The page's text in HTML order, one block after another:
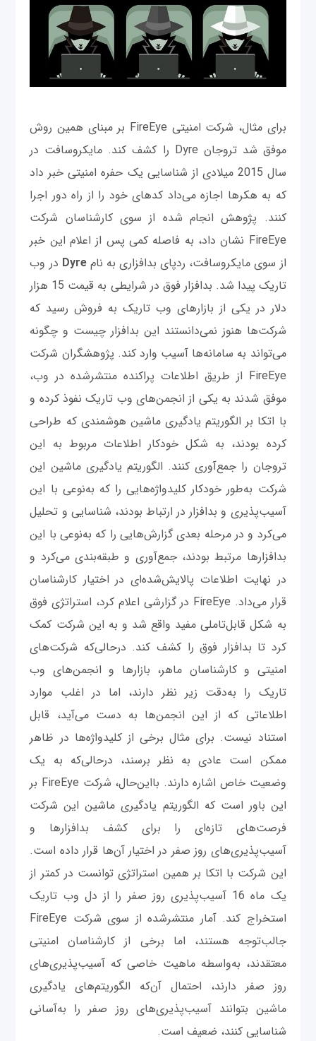
برای مثال، شرکت امنیتی FireEye بر مبنای همین روش
موفق شد تروجان Dyre را کشف کند. مایکروسافت در
سال 2015 میلادی از شناسایی یک حفره امنیتی خبر داد
که به هکرها اجازه می‌داد کدهای خود را از راه دور اجرا
کنند. پژوهش انجام شده از سوی کارشناسان شرکت
FireEye نشان داد، به فاصله کمی پس از اعلام این خبر
از سوی مایکروسافت، ردپای بدافزاری به نامDyre در وب
تاریک پیدا شد. بدافزار فوق در شرایطی به قیمت 15 هزار
دلار در یکی از بازارهای وب تاریک به فروش رسید که
شرکت‌ها هنوز نمی‌دانستند این بدافزار چیست و چگونه
می‌تواند به سامانه‌ها آسیب وارد کند. پژوهشگران شرکت
FireEye از طریق اطلاعات پراکنده‌ منتشرشده در وب،
موفق شدند به یکی از انجمن‌های وب تاریک نفوذ کرده و
با اتکا بر الگوریتم یادگیری ماشین هوشمندی که طراحی
کرده بودند، به شکل خودکار اطلاعات مربوط به این
تروجان را جمع‌آوری کنند. الگوریتم یادگیری ماشین این
شرکت به‌طور خودکار کلیدواژه‌هایی را که به‌نوعی با این
آسیب‌پذیری و بدافزار در ارتباط بودند، شناسایی و تحلیل
می‌کرد و در مرحله بعدی گزارش‌هایی را که به‌نوعی با این
بدافزارها مرتبط بودند، جمع‌آوری و طبقه‌بندی می‌کرد و
در نهایت اطلاعات پالایش‌شده‌ای در اختیار کارشناسان
قرار می‌داد. FireEye در گزارشی اعلام کرد، استراتژی فوق
به شکل قابل‌تاملی مفید واقع شد و به این شرکت کمک
کرد تا بدافزار فوق را کشف کند. درحالی‌که شرکت‌های
امنیتی و کارشناسان ماهر، بازارها و انجمن‌های وب
تاریک را به‌دقت زیر نظر دارند، اما در اغلب موارد
اطلاعاتی که از این انجمن‌ها به دست می‌آید، قابل
استناد نیست. برای مثال برخی از کلیدواژه‌ها در ظاهر
ممکن است عادی به نظر برسند، درحالی‌که به یک
وضعیت خاص اشاره دارند. بااین‌حال، شرکت FireEye بر
این باور است که الگوریتم یادگیری ماشین این شرکت
فرصت‌های تازه‌ای را برای کشف بدافزارها و
آسیب‌پذیری‌های روز صفر در اختیار آن‌ها قرار داده است.
این شرکت با اتکا بر همین استراتژی توانست در کمتر از
یک ماه 16 آسیب‌پذیری روز صفر را از دل وب تاریک
استخراج کند. آمار منتشرشده از سوی شرکت FireEye
جالب‌توجه هستند، اما برخی از کارشناسان امنیتی
معتقدند، به‌واسطه ماهیت خاصی که آسیب‌پذیری‌های
روز صفر دارند، احتمال آن‌که الگوریتم‌های یادگیری
ماشین بتوانند آسیب‌پذیری‌های روز صفر را به‌آسانی
شناسایی کنند، ضعیف است.